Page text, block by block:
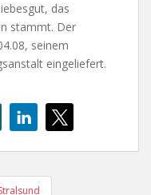
das
stammt. Der
seinem
eingeliefert.